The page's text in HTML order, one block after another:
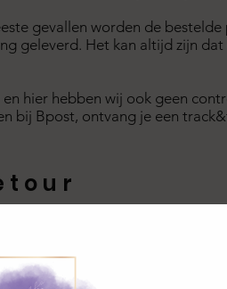
gevallen worden de
geleverd. Het kan altijd zijn
hier hebben wij ook geen
bij Bpost, ontvang je een
probleem!